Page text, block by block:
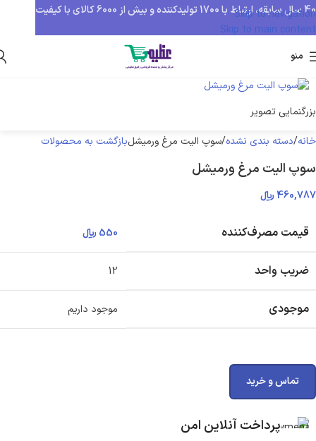
Skip to navigation
Skip to main content
منو
بزرگنمایی تصویر
خانه دسته بندی نشده سوپ الیت مرغ ورمیشلبازگشت به محصولات
سوپ الیت مرغ ورمیشل
460,787 ﷼
قیمت مصرف‌کننده 550 ﷼
ضریب واحد 12
موجودی موجود داریم
تماس و خرید
پرداخت آنلاین امن
40 سال سابقه، ارتباط با 1700 تولیدکننده و بیش از 6000 کالای با کیفیت